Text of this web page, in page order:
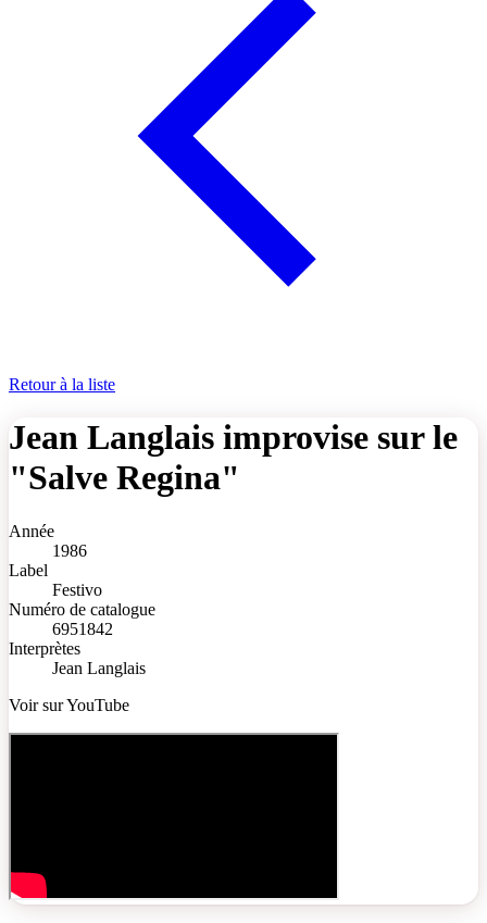
Retour à la liste
Jean Langlais improvise sur le
"Salve Regina"
Année
1986
Label
Festivo
Numéro de catalogue
6951842
Interprètes
Jean Langlais
Voir sur YouTube